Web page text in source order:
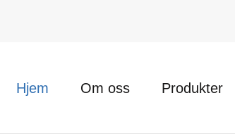
Hjem Om oss Produkter